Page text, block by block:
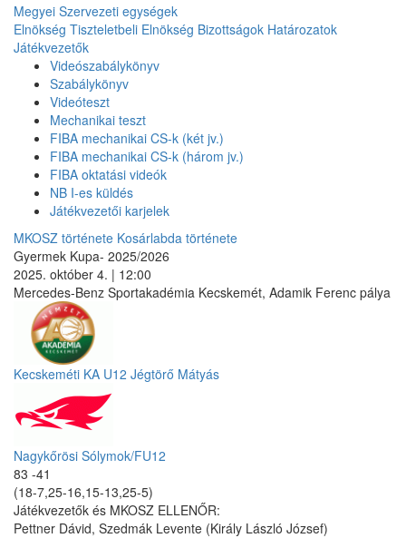
Megyei Szervezeti egységek
Elnökség Tiszteletbeli Elnökség Bizottságok Határozatok
Játékvezetők
Videószabálykönyv
Szabálykönyv
Videóteszt
Mechanikai teszt
FIBA mechanikai CS-k (két jv.)
FIBA mechanikai CS-k (három jv.)
FIBA oktatási videók
NB I-es küldés
Játékvezetői karjelek
MKOSZ története Kosárlabda története
Gyermek Kupa- 2025/2026
2025. október 4. | 12:00
Mercedes-Benz Sportakadémia Kecskemét, Adamik Ferenc pálya
Kecskeméti KA U12 Jégtörő Mátyás
Nagykőrösi Sólymok/FU12
83 -41
(18-7,25-16,15-13,25-5)
Játékvezetők és MKOSZ ELLENŐR:
Pettner Dávid, Szedmák Levente (Király László József)